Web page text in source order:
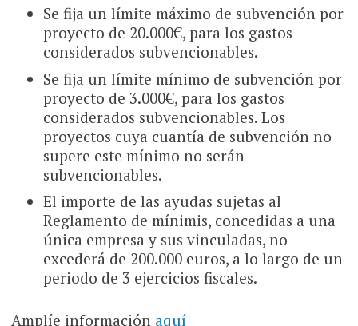
Se fija un límite máximo de subvención por
proyecto de 20.000€, para los gastos
considerados subvencionables.
Se fija un límite mínimo de subvención por
proyecto de 3.000€, para los gastos
considerados subvencionables. Los
proyectos cuya cuantía de subvención no
supere este mínimo no serán
subvencionables.
El importe de las ayudas sujetas al
Reglamento de mínimis, concedidas a una
única empresa y sus vinculadas, no
excederá de 200.000 euros, a lo largo de un
periodo de 3 ejercicios fiscales.
Amplíe información aquí